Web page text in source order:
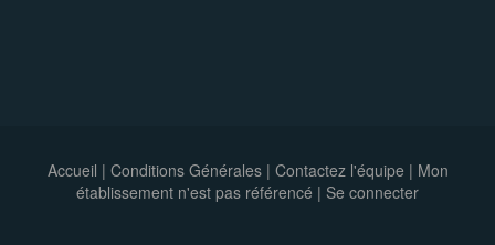
Accueil | Conditions Générales| Contactez l'équipe | Mon
établissement n'est pas référencé | Se connecter